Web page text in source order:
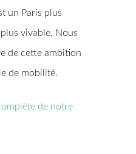
un Paris plus
vivable. Nous
de cette ambition
de mobilité.
de notre